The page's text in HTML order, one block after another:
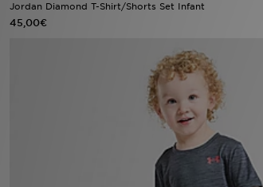
Jordan Diamond T-Shirt/Shorts Set Infant
45,00€